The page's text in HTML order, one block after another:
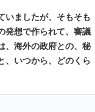
いましたが、そもそも
発想で作られて、審議
、海外の政府との、秘
、いつから、どのくら